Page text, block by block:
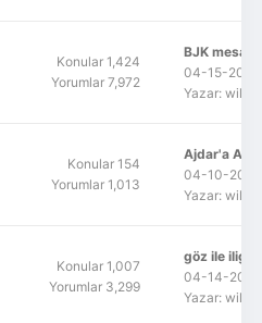
Konular 1,424
Yorumlar 7,972
BJK
04-15-
Yazar:
Konular 154
Yorumlar 1,013
Ajdar'a
04-10-
Yazar:
Konular 1,007
Yorumlar 3,299
göz ile iligi...
04-14-
Yazar: